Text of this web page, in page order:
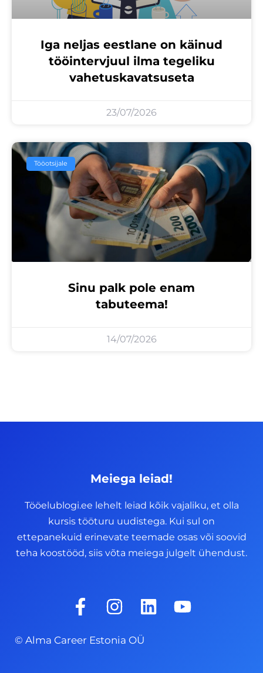
Iga neljas eestlane on käinud
tööintervjuul ilma tegeliku
vahetuskavatsuseta
23/07/2026
Tööotsijale
Sinu palk pole enam
tabuteema!
14/07/2026
Meiega leiad!
Tööelublogi.ee lehelt leiad kõik vajaliku, et olla
kursis tööturu uudistega. Kui sul on
ettepanekuid erinevate teemade osas või soovid
teha koostööd, siis võta meiega julgelt ühendust.
F
a
e
I
n
s
t
L
i
Y
o
© Alma Career Estonia OÜ